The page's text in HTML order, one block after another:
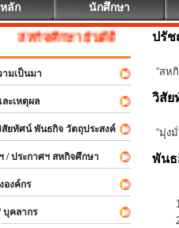
ลัก นักศึกษา
กิจศึกษา ยินดีต้อนรับ
มเป็นมา
ะเหตุผล
ทัศน์ พันธกิจ วัตถุประสงค์
ประกาศฯ สหกิจศึกษา
งค์กร
คลากร
ปรั
“สห
วิสัย
“มุ่ง
พัน